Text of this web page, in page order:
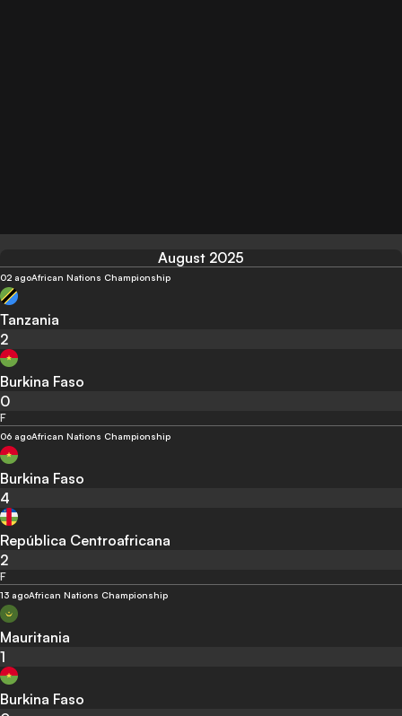
August 2025
02 agoAfrican Nations Championship
Tanzania
2
Burkina Faso
0
F
06 agoAfrican Nations Championship
Burkina Faso
4
República Centroafricana
2
F
13 agoAfrican Nations Championship
Mauritania
1
Burkina Faso